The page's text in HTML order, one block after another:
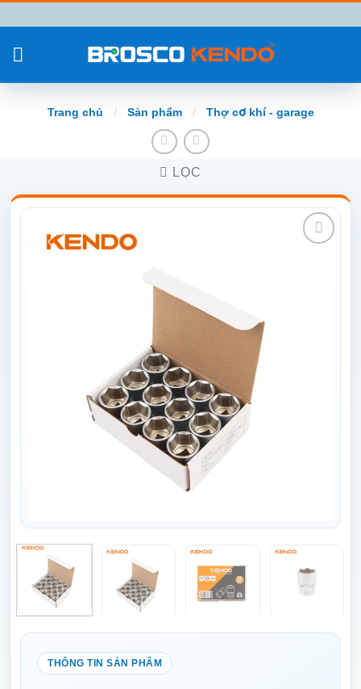
đến
nội
Trang chủ / Sản phẩm / Thợ cơ khí - garage
LỌC